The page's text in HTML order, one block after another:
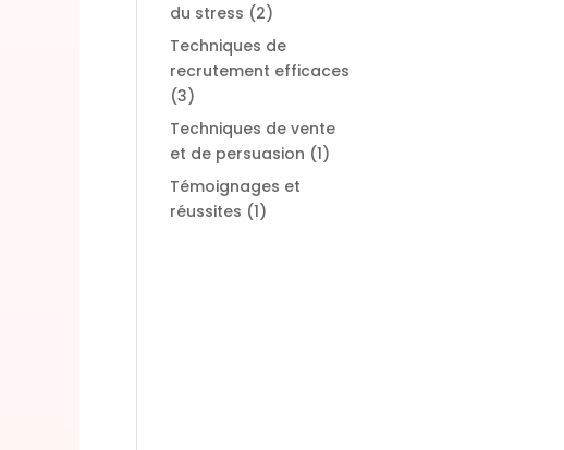
du stress (2)
Techniques de
recrutement efficaces
(3)
Techniques de vente
et de persuasion (1)
Témoignages et
réussites (1)